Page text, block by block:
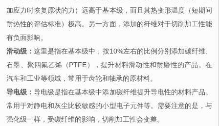
加应力时恢复原状的力）远高于基本级，而且其热变形温度（短期间
耐热性的评估标准）极高。另一方面，添加的纤维对于切削加工性能
有负面影响。
滑动级：这里是指在基本级中，按10%左右的比例分别添加碳纤维、
石墨、聚四氟乙烯（PTFE），提升材料滑动性和耐磨性的产品。在
汽车和工业等领域，常用于齿轮和轴承的原材料。
导电级：导电级是指在基本级中添加碳纤维提升导电性的材料产品。
常用于对静电和灰尘比较敏感的小型电子元件等。需要注意的是，与
强化级一样，受碳纤维的影响，切削加工性会变差。